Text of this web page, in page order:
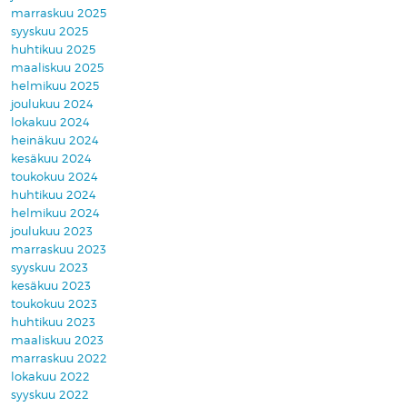
marraskuu 2025
syyskuu 2025
huhtikuu 2025
maaliskuu 2025
helmikuu 2025
joulukuu 2024
lokakuu 2024
heinäkuu 2024
kesäkuu 2024
toukokuu 2024
huhtikuu 2024
helmikuu 2024
joulukuu 2023
marraskuu 2023
syyskuu 2023
kesäkuu 2023
toukokuu 2023
huhtikuu 2023
maaliskuu 2023
marraskuu 2022
lokakuu 2022
syyskuu 2022